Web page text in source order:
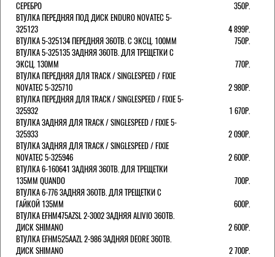
СЕРЕБРО
350Р.
ВТУЛКА ПЕРЕДНЯЯ ПОД ДИСК ENDURO NOVATEC 5-
325123
4 899Р.
ВТУЛКА 5-325134 ПЕРЕДНЯЯ 36ОТВ. С ЭКСЦ. 100ММ
750Р.
ВТУЛКА 5-325135 ЗАДНЯЯ 36ОТВ. ДЛЯ ТРЕЩЕТКИ С
ЭКСЦ. 130ММ
770Р.
ВТУЛКА ПЕРЕДНЯЯ ДЛЯ TRACK / SINGLESPEED / FIXIE
NOVATEC 5-325710
2 980Р.
ВТУЛКА ПЕРЕДНЯЯ ДЛЯ TRACK / SINGLESPEED / FIXIE 5-
325932
1 670Р.
ВТУЛКА ЗАДНЯЯ ДЛЯ TRACK / SINGLESPEED / FIXIE 5-
325933
2 090Р.
ВТУЛКА ЗАДНЯЯ ДЛЯ TRACK / SINGLESPEED / FIXIE
NOVATEC 5-325946
2 600Р.
ВТУЛКА 6-160641 ЗАДНЯЯ 36ОТВ. ДЛЯ ТРЕЩЕТКИ
135ММ QUANDO
700Р.
ВТУЛКА 6-776 ЗАДНЯЯ 36ОТВ. ДЛЯ ТРЕЩЕТКИ С
ГАЙКОЙ 135ММ
600Р.
ВТУЛКА EFHM475AZSL 2-3002 ЗАДНЯЯ ALIVIO 36ОТВ.
ДИСК SHIMANO
2 600Р.
ВТУЛКА EFHM525AAZL 2-986 ЗАДНЯЯ DEORE 36ОТВ.
ДИСК SHIMANO
2 700Р.